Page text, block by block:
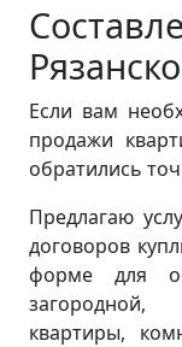
Если вам
продажи
обратились
Предлагаю
договоров
форме для
загородной,
квартиры,